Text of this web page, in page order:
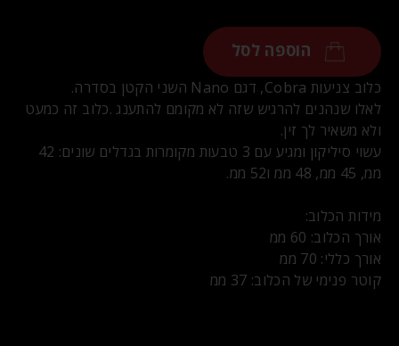
הוספה לסל
כלוב צניעות Cobra, דגם Nano השני הקטן בסדרה.
לאלו שנהנים להרגיש שזה לא מקומם להתענג .כלוב זה כמעט
ולא משאיר לך זין.
עשוי סיליקון ומגיע עם 3 טבעות מקומרות בגדלים שונים: 42
ממ, 45 ממ, 48 ממ ו52 ממ.
מידות הכלוב:
אורך הכלוב: 60 ממ
אורך כללי: 70 ממ
קוטר פנימי של הכלוב: 37 ממ